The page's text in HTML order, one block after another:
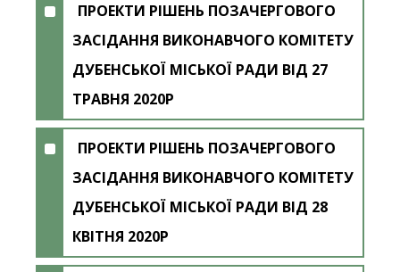
ПРОЕКТИ РІШЕНЬ ПОЗАЧЕРГОВОГО
ЗАСІДАННЯ ВИКОНАВЧОГО КОМІТЕТУ
ДУБЕНСЬКОЇ МІСЬКОЇ РАДИ ВІД 27
ТРАВНЯ 2020Р
ПРОЕКТИ РІШЕНЬ ПОЗАЧЕРГОВОГО
ЗАСІДАННЯ ВИКОНАВЧОГО КОМІТЕТУ
ДУБЕНСЬКОЇ МІСЬКОЇ РАДИ ВІД 28
КВІТНЯ 2020Р